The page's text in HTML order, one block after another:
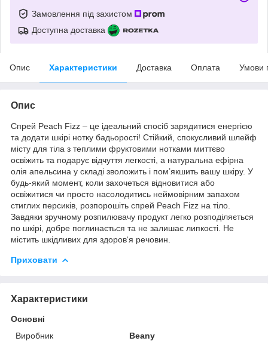
Замовлення під захистом
Доступна доставка
Опис Характеристики Доставка Оплата Умови
Опис
Спрей Peach Fizz – це ідеальний спосіб зарядитися енергією
та додати шкірі нотку бадьорості! Стійкий, спокусливий шлейф
місту для тіла з теплими фруктовими нотками миттєво
освіжить та подарує відчуття легкості, а натуральна ефірна
олія апельсина у складі зволожить і пом’якшить вашу шкіру. У
будь-який момент, коли захочеться відновитися або
освіжитися чи просто насолодитись неймовірним запахом
стиглих персиків, розпорошіть спрей Peach Fizz на тіло.
Завдяки зручному розпилювачу продукт легко розподіляється
по шкірі, добре поглинається та не залишає липкості. Не
містить шкідливих для здоров‘я речовин.
Приховати
Характеристики
Основні
Виробник
Beany